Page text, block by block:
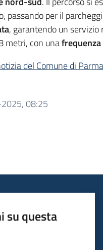
passando per il
, garantendo un servizio
metri, con una
del Comune di Parma
08:25
su questa